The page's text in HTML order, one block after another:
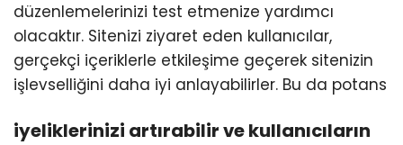
düzenlemelerinizi test etmenize yardımcı
olacaktır. Sitenizi ziyaret eden kullanıcılar,
gerçekçi içeriklerle etkileşime geçerek sitenizin
işlevselliğini daha iyi anlayabilirler. Bu da potans
iyeliklerinizi artırabilir ve kullanıcıların